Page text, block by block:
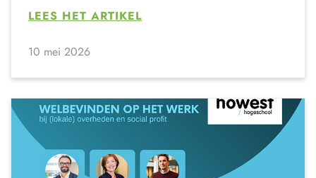
LEES HET ARTIKEL
10 mei 2026